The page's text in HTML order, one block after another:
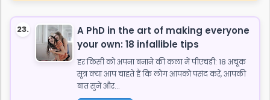
23.
A PhD in the art of making everyone
your own: 18 infallible tips
हर किसी को अपना बनाने की कला में पीएचडी: 18 अचूक
सूत्र क्या आप चाहते हैं कि लोग आपको पसंद करें, आपकी
बात सुनें और...